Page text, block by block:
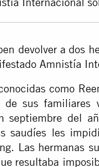
devolver a dos
Amnistía
como
sus familiares
septiembre del
saudíes les
Las hermanas
resultaba